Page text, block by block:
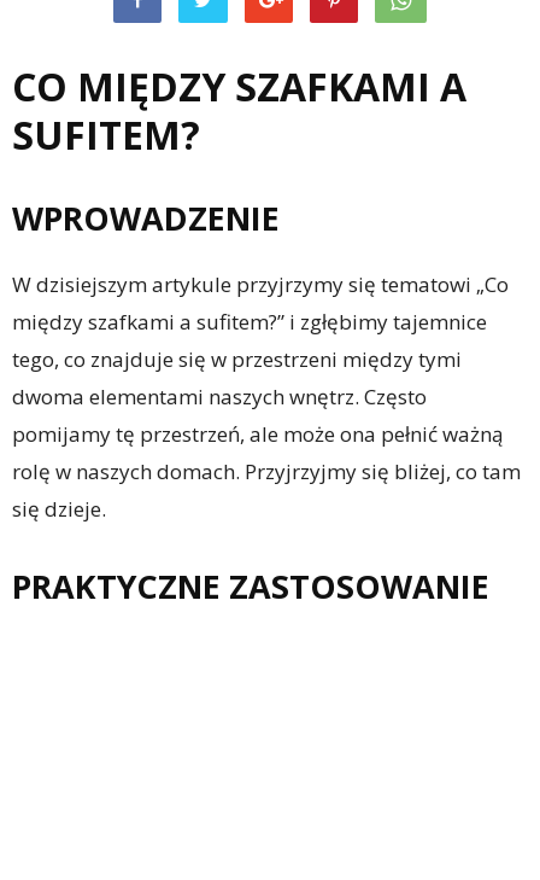
CO MIĘDZY SZAFKAMI A
SUFITEM?
WPROWADZENIE
W dzisiejszym artykule przyjrzymy się tematowi „Co
między szafkami a sufitem?” i zgłębimy tajemnice
tego, co znajduje się w przestrzeni między tymi
dwoma elementami naszych wnętrz. Często
pomijamy tę przestrzeń, ale może ona pełnić ważną
rolę w naszych domach. Przyjrzyjmy się bliżej, co tam
się dzieje.
PRAKTYCZNE ZASTOSOWANIE